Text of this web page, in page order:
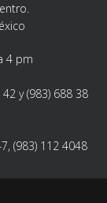
4 pm
y (983) 688 38
(983) 112 4048